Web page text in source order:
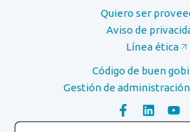
Quiero ser
Aviso de
Línea ética
Código de buen
Gestión de